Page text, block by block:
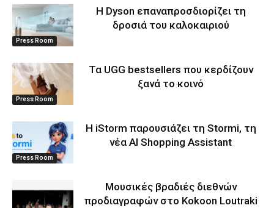
Press Room
Η Dyson επαναπροσδιορίζει τη
δροσιά του καλοκαιριού
Press Room
Τα UGG bestsellers που κερδίζουν
ξανά το κοινό
Press Room
Η iStorm παρουσιάζει τη Stormi, τη
νέα AI Shopping Assistant
Μουσικές βραδιές διεθνών
προδιαγραφών στο Kokoon Loutraki